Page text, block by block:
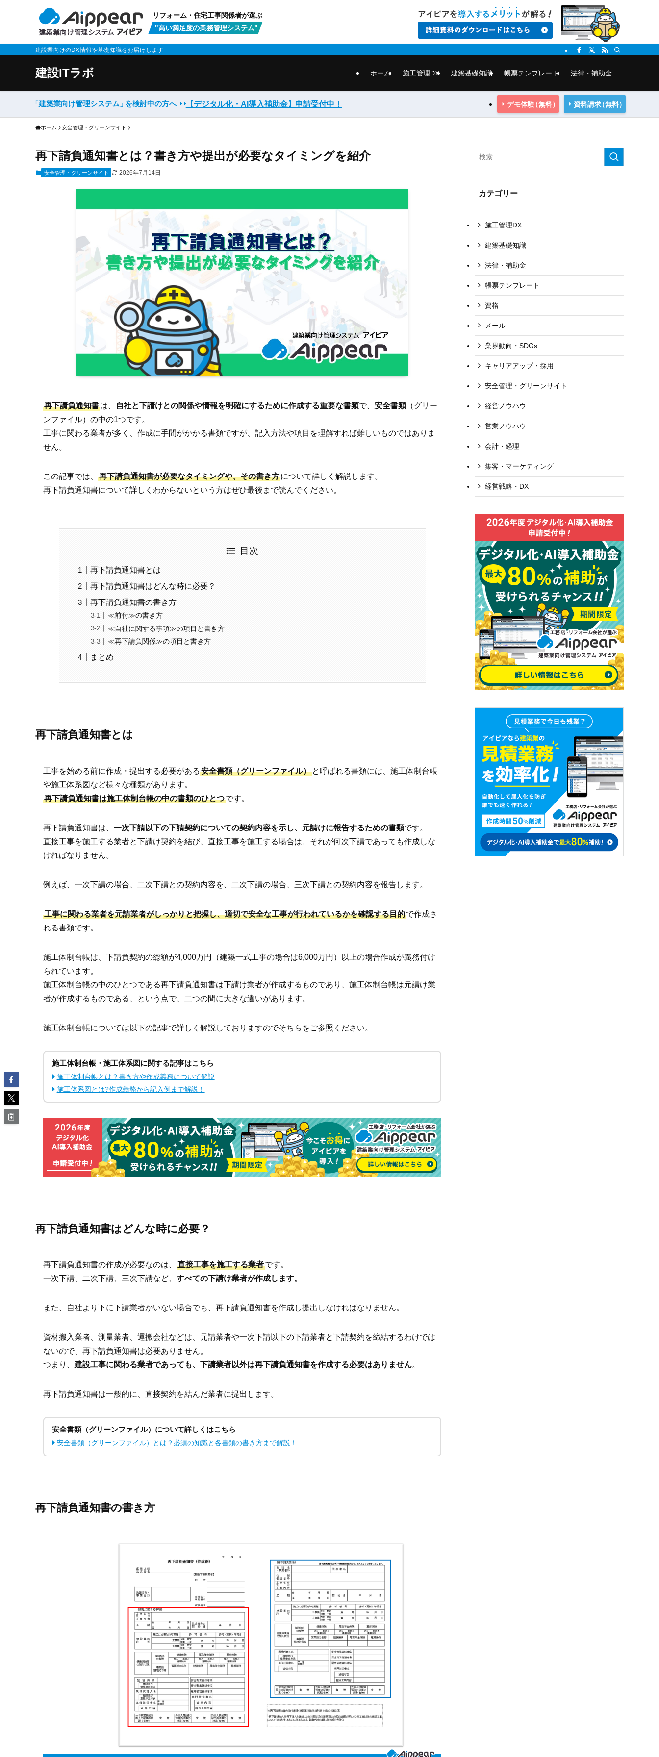
リフォーム・住宅工事関係者が選ぶ
"高い満足度の業務管理システム"
建設業向けのDX情報や基礎知識をお届けします
建設ITラボ ホーム 施工管理DX 建築基礎知識 帳票テンプレート 法律・補助金
「建築業向け管理システム」を検討中の方へ 【デジタル化・AI導入補助金】申請受付中！ デモ体験（無料） 資料請求（無料）
ホーム 安全管理・グリーンサイト
再下請負通知書とは？書き方や提出が必要なタイミングを紹介
安全管理・グリーンサイト 2026年7月14日
再下請負通知書は、 自社と下請けとの関係や情報を明確にするために作成する重要な書類で、 安全書類（グリー
ンファイル）の中の1つです。
工事に関わる業者が多く、作成に手間がかかる書類ですが、記入方法や項目を理解すれば難しいものではありま
せん。
この記事では、 再下請負通知書が必要なタイミングや、その書き方について詳しく解説します。
再下請負通知書について詳しくわからないという方はぜひ最後まで読んでください。
目次
再下請負通知書とは
再下請負通知書はどんな時に必要？
再下請負通知書の書き方
≪前付≫の書き方
≪自社に関する事項≫の項目と書き方
≪再下請負関係≫の項目と書き方
まとめ
再下請負通知書とは
工事を始める前に作成・提出する必要がある 安全書類（グリーンファイル） と呼ばれる書類には、施工体制台帳
や施工体系図など様々な種類があります。
再下請負通知書は施工体制台帳の中の書類のひとつです。
再下請負通知書は、 一次下請以下の下請契約についての契約内容を示し、元請けに報告するための書類です。
直接工事を施工する業者と下請け契約を結び、直接工事を施工する場合は、それが何次下請であっても作成しな
ければなりません。
例えば、一次下請の場合、二次下請との契約内容を、二次下請の場合、三次下請との契約内容を報告します。
工事に関わる業者を元請業者がしっかりと把握し、適切で安全な工事が行われているかを確認する目的で作成さ
れる書類です。
施工体制台帳は、下請負契約の総額が4,000万円（建築一式工事の場合は6,000万円）以上の場合作成が義務付け
られています。
施工体制台帳の中のひとつである再下請負通知書は下請け業者が作成するものであり、施工体制台帳は元請け業
者が作成するものである、という点で、二つの間に大きな違いがあります。
施工体制台帳については以下の記事で詳しく解説しておりますのでそちらをご参照ください。
施工体制台帳・施工体系図に関する記事はこちら
施工体制台帳とは？書き方や作成義務について解説
施工体系図とは?作成義務から記入例まで解説！
再下請負通知書はどんな時に必要？
再下請負通知書の作成が必要なのは、 直接工事を施工する業者です。
一次下請、二次下請、三次下請など、 すべての下請け業者が作成します。
また、自社より下に下請業者がいない場合でも、再下請負通知書を作成し提出しなければなりません。
資材搬入業者、測量業者、運搬会社などは、元請業者や一次下請以下の下請業者と下請契約を締結するわけでは
ないので、再下請負通知書は必要ありません。
つまり、 建設工事に関わる業者であっても、下請業者以外は再下請負通知書を作成する必要はありません。
再下請負通知書は一般的に、直接契約を結んだ業者に提出します。
安全書類（グリーンファイル）について詳しくはこちら
安全書類（グリーンファイル）とは？必須の知識と各書類の書き方まで解説！
再下請負通知書の書き方
カテゴリー
施工管理DX
建築基礎知識
法律・補助金
帳票テンプレート
資格
メール
業界動向・SDGs
キャリアアップ・採用
安全管理・グリーンサイト
経営ノウハウ
営業ノウハウ
会計・経理
集客・マーケティング
経営戦略・DX